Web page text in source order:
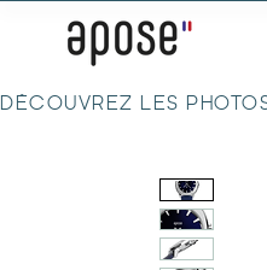
DÉCOUVREZ LES